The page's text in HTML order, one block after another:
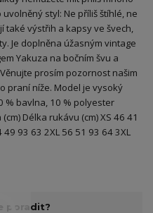
styl: Ne příliš štíhlé, ne
také výstřih a kapsy ve švech,
Je doplněna úžasným vintage
Yakuza na bočním švu a
prosím pozornost našim
praní níže. Model je vysoký
% bavlna, 10 % polyester
Délka rukávu (cm) XS 46 41
93 63 2XL 56 51 93 64 3XL
poradit?